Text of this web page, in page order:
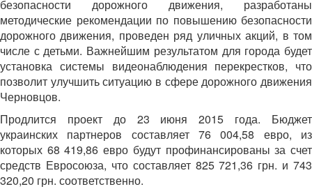
безопасности дорожного движения, разработаны
методические рекомендации по повышению безопасности
дорожного движения, проведен ряд уличных акций, в том
числе с детьми. Важнейшим результатом для города будет
установка системы видеонаблюдения перекрестков, что
позволит улучшить ситуацию в сфере дорожного движения
Черновцов.
Продлится проект до 23 июня 2015 года. Бюджет
украинских партнеров составляет 76 004,58 евро, из
которых 68 419,86 евро будут профинансированы за счет
средств Евросоюза, что составляет 825 721,36 грн. и 743
320,20 грн. соответственно.